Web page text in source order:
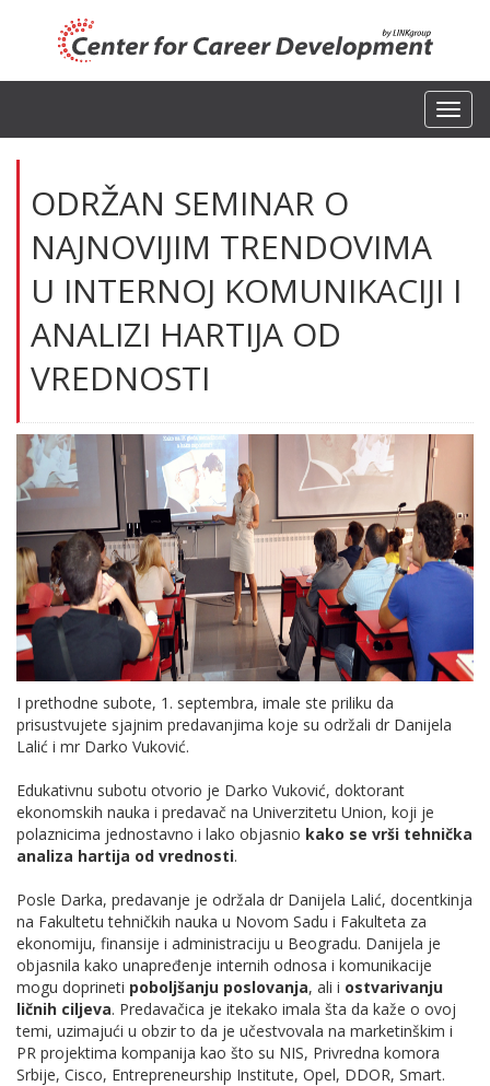
ODRŽAN SEMINAR O
NAJNOVIJIM TRENDOVIMA
U INTERNOJ KOMUNIKACIJI I
ANALIZI HARTIJA OD
VREDNOSTI
I prethodne subote, 1. septembra, imale ste priliku da
prisustvujete sjajnim predavanjima koje su održali dr Danijela
Lalić i mr Darko Vuković.
Edukativnu subotu otvorio je Darko Vuković, doktorant
ekonomskih nauka i predavač na Univerzitetu Union, koji je
polaznicima jednostavno i lako objasnio kako se vrši tehnička
analiza hartija od vrednosti.
Posle Darka, predavanje je održala dr Danijela Lalić, docentkinja
na Fakultetu tehničkih nauka u Novom Sadu i Fakulteta za
ekonomiju, finansije i administraciju u Beogradu. Danijela je
objasnila kako unapređenje internih odnosa i komunikacije
mogu doprineti poboljšanju poslovanja, ali i ostvarivanju
ličnih ciljeva. Predavačica je itekako imala šta da kaže o ovoj
temi, uzimajući u obzir to da je učestvovala na marketinškim i
PR projektima kompanija kao što su NIS, Privredna komora
Srbije, Cisco, Entrepreneurship Institute, Opel, DDOR, Smart.